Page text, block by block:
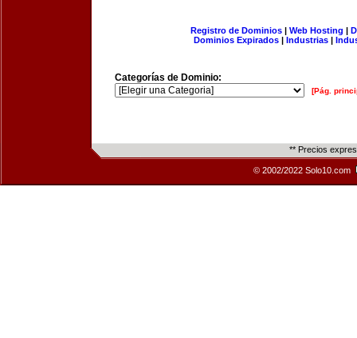
Registro de Dominios| Web Hosting |
Dominios Expirados | Industrias |
Categorías de Dominio:
[Pág.
** Precios
© 2002/2022 Solo10.com